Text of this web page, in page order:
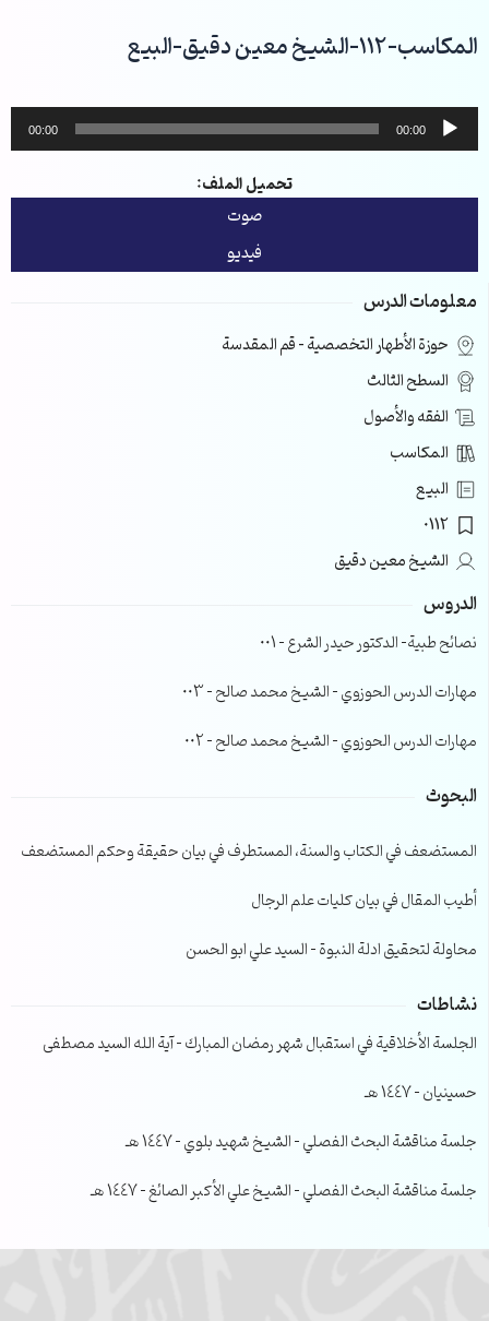
إلىالمكاسب-112-الشيخ معين دقيق-البيع
مشغل
الصوت
00:00
00:00
تحميل الملف:
صوت
فيديو
معلومات الدرس
حوزة الأطهار التخصصية – قم المقدسة
السطح الثالث
الفقه والأصول
المكاسب
البيع
0112
الشيخ معين دقيق
الدروس
نصائح طبية- الدكتور حيدر الشرع – 001
مهارات الدرس الحوزوي – الشيخ محمد صالح – 003
مهارات الدرس الحوزوي – الشيخ محمد صالح – 002
البحوث
المستضعف في الكتاب والسنة، المستطرف في بيان حقيقة وحكم المستضعف
أطيب المقال في بيان كليات علم الرجال
محاولة لتحقيق ادلة النبوة – السيد علي ابو الحسن
نشاطات
الجلسة الأخلاقية في استقبال شهر رمضان المبارك – آية الله السيد مصطفى
حسينيان – 1447 هـ
جلسة مناقشة البحث الفصلي – الشيخ شهيد بلوي – 1447 هـ
جلسة مناقشة البحث الفصلي – الشيخ علي الأكبر الصائغ – 1447 هـ